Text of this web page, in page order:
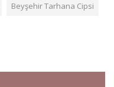
Beyşehir Tarhana Cipsi